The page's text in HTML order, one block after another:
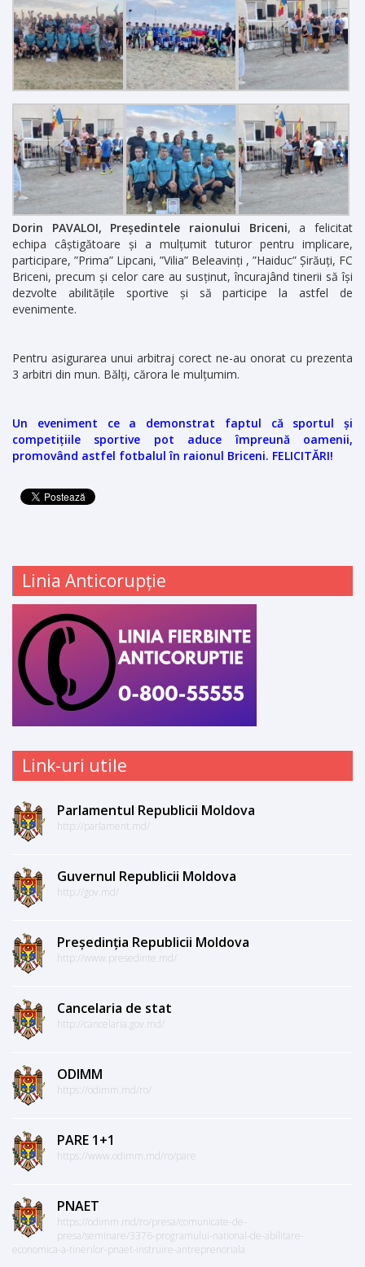
Dorin PAVALOI, Președintele raionului Briceni, a felicitat
echipa câștigătoare și a mulțumit tuturor pentru implicare,
participare, ”Prima” Lipcani, ”Vilia” Beleavinți , ”Haiduc” Șirăuți, FC
Briceni, precum și celor care au susținut, încurajând tinerii să își
dezvolte abilitățile sportive și să participe la astfel de
evenimente.
Pentru asigurarea unui arbitraj corect ne-au onorat cu prezenta
3 arbitri din mun. Bălți, cărora le mulțumim.
Un eveniment ce a demonstrat faptul că sportul și
competițiile sportive pot aduce împreună oamenii,
promovând astfel fotbalul în raionul Briceni. FELICITĂRI!
Linia Anticorupție
Link-uri utile
Parlamentul Republicii Moldova
http://parlament.md/
Guvernul Republicii Moldova
http://gov.md/
Președinția Republicii Moldova
http://www.presedinte.md/
Cancelaria de stat
http://cancelaria.gov.md/
ODIMM
https://odimm.md/ro/
PARE 1+1
https://www.odimm.md/ro/pare
PNAET
https://odimm.md/ro/presa/comunicate-de-
presa/seminare/3376-programului-national-de-abilitare-
economica-a-tinerilor-pnaet-instruire-antreprenoriala